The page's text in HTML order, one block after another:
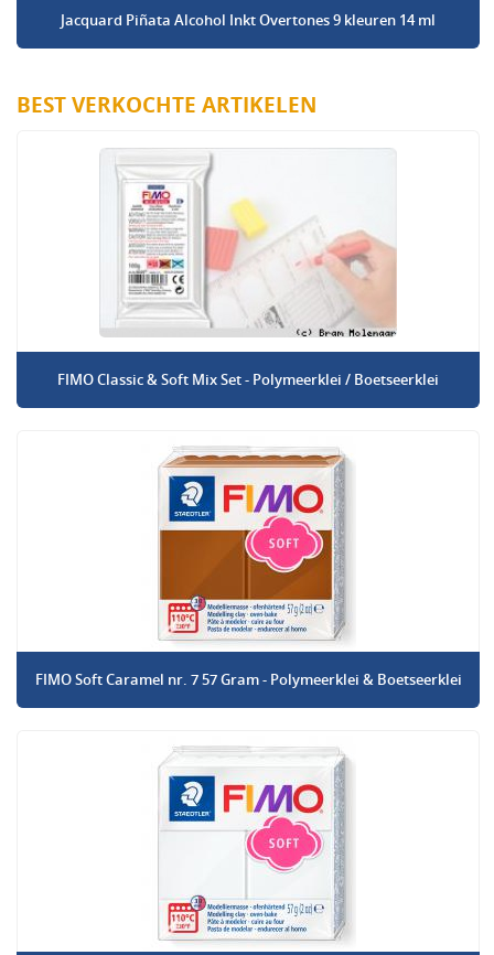
Jacquard Piñata Alcohol Inkt Overtones 9 kleuren 14 ml
BEST VERKOCHTE ARTIKELEN
FIMO Classic & Soft Mix Set - Polymeerklei / Boetseerklei
FIMO Soft Caramel nr. 7 57 Gram - Polymeerklei & Boetseerklei